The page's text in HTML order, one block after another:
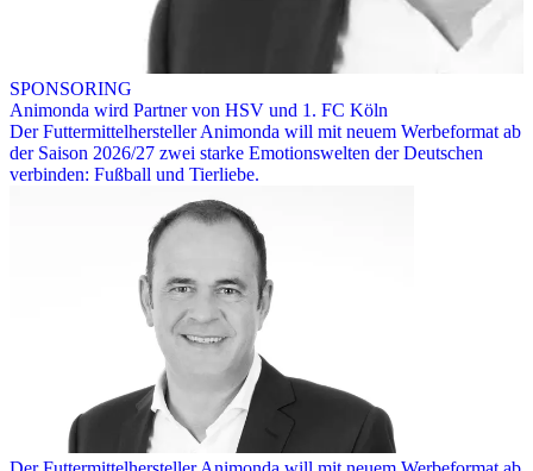
SPONSORING
Animonda wird Partner von HSV und 1. FC Köln
Der Futtermittelhersteller Animonda will mit neuem Werbeformat ab
der Saison 2026/27 zwei starke Emotionswelten der Deutschen
verbinden: Fußball und Tierliebe.